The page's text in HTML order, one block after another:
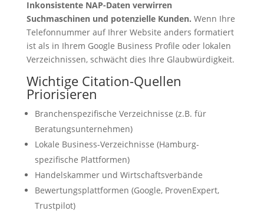
Inkonsistente NAP-Daten verwirren
Suchmaschinen und potenzielle Kunden. Wenn Ihre
Telefonnummer auf Ihrer Website anders formatiert
ist als in Ihrem Google Business Profile oder lokalen
Verzeichnissen, schwächt dies Ihre Glaubwürdigkeit.
Wichtige Citation-Quellen
Priorisieren
Branchenspezifische Verzeichnisse (z.B. für
Beratungsunternehmen)
Lokale Business-Verzeichnisse (Hamburg-
spezifische Plattformen)
Handelskammer und Wirtschaftsverbände
Bewertungsplattformen (Google, ProvenExpert,
Trustpilot)